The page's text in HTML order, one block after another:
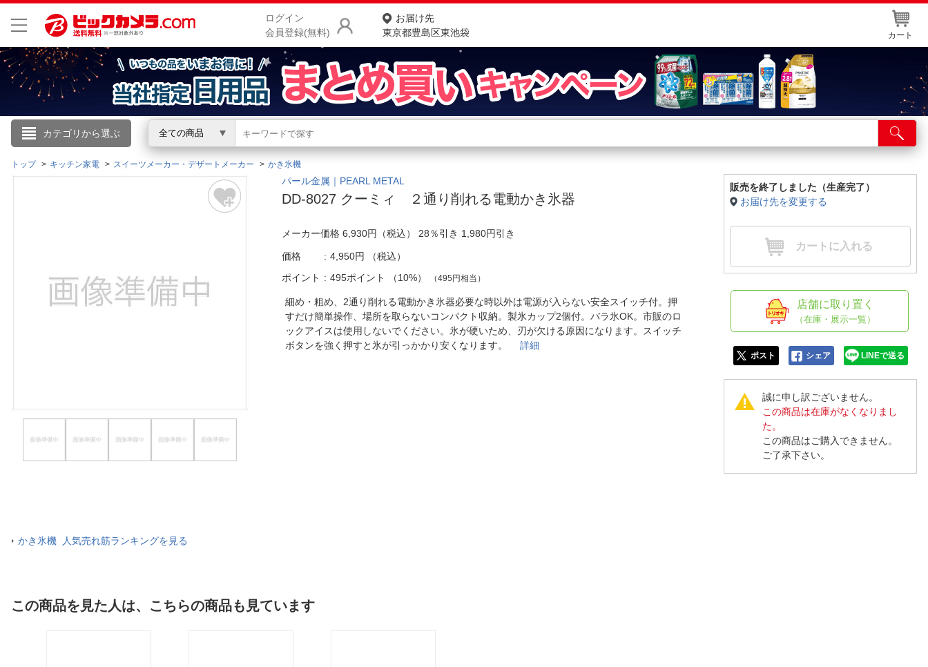
ログイン
会員登録(無料)
お届け先
東京都豊島区東池袋
カート
カテゴリから選ぶ 全ての商品
こんにちは
ログイン
閲覧履歴
商品をさがす
ランキングからさがす
カテゴリ一覧からさがす
お客様サポート
よくある質問・お問合せ
ご利用規約
店舗サービス
ネット取り置き
法人窓口
IR情報
トップ キッチン家電 スイーツメーカー・デザートメーカー かき氷機
パール金属｜PEARL METAL
DD-8027 クーミィ ２通り削れる電動かき氷器
メーカー価格 6,930円（税込） 28％引き 1,980円引き
価格 4,950円
（税込）
ポイント
495ポイント （10%） （495円相当）
細め・粗め、2通り削れる電動かき氷器必要な時以外は電源が入らない安全スイッチ付。押
すだけ簡単操作、場所を取らないコンパクト収納。製氷カップ2個付。バラ氷OK。市販のロ
ックアイスは使用しないでください。氷が硬いため、刃が欠ける原因になります。スイッチ
ボタンを強く押すと氷が引っかかり安くなります。詳細
販売を終了しました（生産完了）
お届け先を変更する
カートに入れる
店舗に取り置く
（在庫・展示一覧）
ポスト シェア LINEで送る
誠に申し訳ございません。
この商品は在庫がなくなりまし
た。
この商品はご購入できません。
ご了承下さい。
かき氷機 人気売れ筋ランキングを見る
この商品を見た人は、こちらの商品も見ています